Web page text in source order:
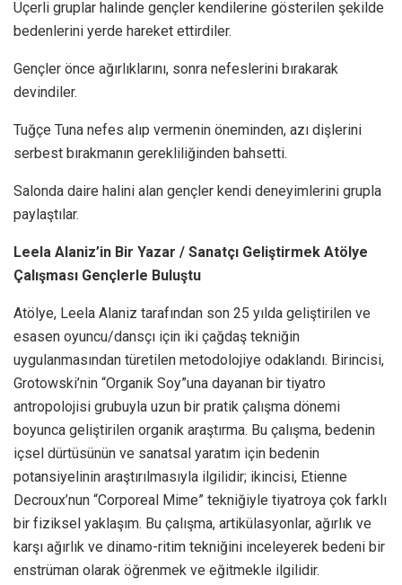
Üçerli gruplar halinde gençler kendilerine gösterilen şekilde
bedenlerini yerde hareket ettirdiler.
Gençler önce ağırlıklarını, sonra nefeslerini bırakarak
devindiler.
Tuğçe Tuna nefes alıp vermenin öneminden, azı dişlerini
serbest bırakmanın gerekliliğinden bahsetti.
Salonda daire halini alan gençler kendi deneyimlerini grupla
paylaştılar.
Leela Alaniz’in Bir Yazar / Sanatçı Geliştirmek Atölye
Çalışması Gençlerle Buluştu
Atölye, Leela Alaniz tarafından son 25 yılda geliştirilen ve
esasen oyuncu/dansçı için iki çağdaş tekniğin
uygulanmasından türetilen metodolojiye odaklandı. Birincisi,
Grotowski’nin “Organik Soy”una dayanan bir tiyatro
antropolojisi grubuyla uzun bir pratik çalışma dönemi
boyunca geliştirilen organik araştırma. Bu çalışma, bedenin
içsel dürtüsünün ve sanatsal yaratım için bedenin
potansiyelinin araştırılmasıyla ilgilidir; ikincisi, Etienne
Decroux’nun “Corporeal Mime” tekniğiyle tiyatroya çok farklı
bir fiziksel yaklaşım. Bu çalışma, artikülasyonlar, ağırlık ve
karşı ağırlık ve dinamo-ritim tekniğini inceleyerek bedeni bir
enstrüman olarak öğrenmek ve eğitmekle ilgilidir.